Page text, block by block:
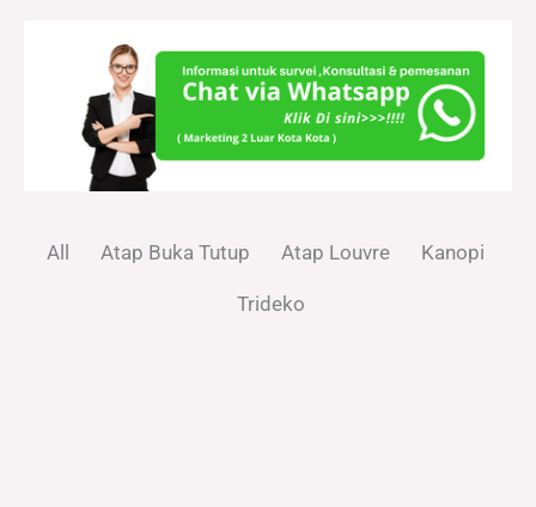
All Atap Buka Tutup Atap Louvre Kanopi
Trideko